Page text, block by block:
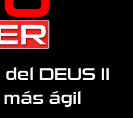
DEUS II
ágil